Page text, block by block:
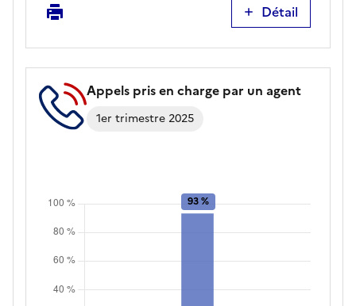
Détail
Satisfaction
par
Appels pris en charge par un agent
1er trimestre 2025